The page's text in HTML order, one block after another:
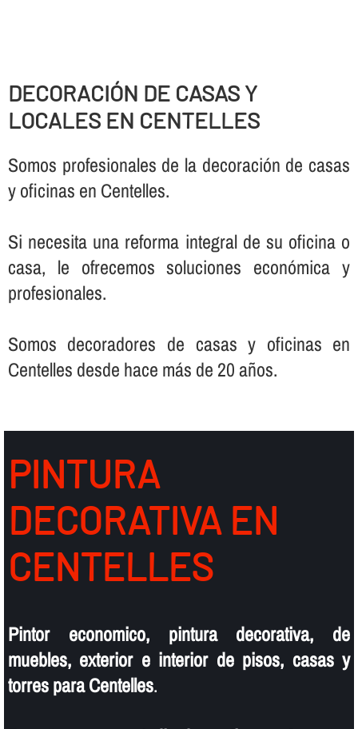
DECORACIÓN DE CASAS Y
LOCALES EN CENTELLES
Somos profesionales de la decoración de casas
y oficinas en Centelles.
Si necesita una reforma integral de su oficina o
casa, le ofrecemos soluciones económica y
profesionales.
Somos decoradores de casas y oficinas en
Centelles desde hace más de 20 años.
PINTURA
DECORATIVA EN
CENTELLES
Pintor economico, pintura decorativa, de
muebles, exterior e interior de pisos, casas y
torres para Centelles.